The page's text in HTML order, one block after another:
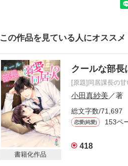
この作品を見ている人にオススメ
書籍化作品
クールな部長
[原題]同居課長の甘
小田真紗美 ／著
総文字数/71,697
恋愛(純愛) 153ペ
418